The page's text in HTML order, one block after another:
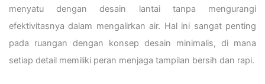
menyatu dengan desain lantai tanpa mengurangi
efektivitasnya dalam mengalirkan air. Hal ini sangat penting
pada ruangan dengan konsep desain minimalis, di mana
setiap detail memiliki peran menjaga tampilan bersih dan rapi.